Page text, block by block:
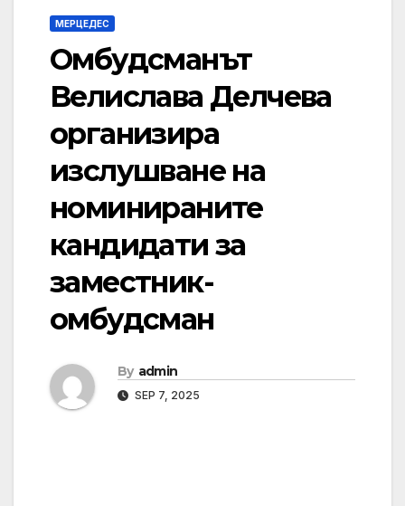
МЕРЦЕДЕС
Омбудсманът
Велислава Делчева
организира
изслушване на
номинираните
кандидати за
заместник-
омбудсман
By admin
SEP 7, 2025